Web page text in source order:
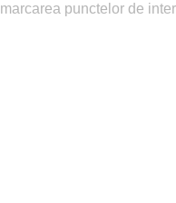
punctelor de